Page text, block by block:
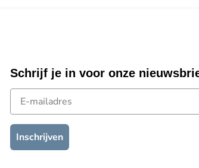
Schrijf je in voor onze
E-mailadres
Inschrijven